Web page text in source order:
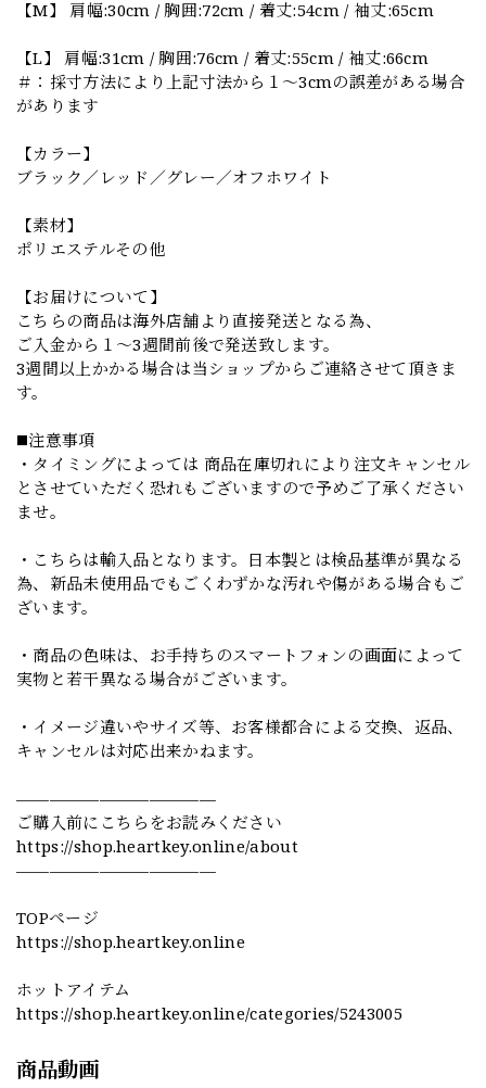
【M】 肩幅:30cm / 胸囲:72cm / 着丈:54cm / 袖丈:65cm
【L】 肩幅:31cm / 胸囲:76cm / 着丈:55cm / 袖丈:66cm
＃：採寸方法により上記寸法から１～3cmの誤差がある場合
があります
【カラー】
ブラック／レッド／グレー／オフホワイト
【素材】
ポリエステルその他
【お届けについて】
こちらの商品は海外店舗より直接発送となる為、
ご入金から１～3週間前後で発送致します。
3週間以上かかる場合は当ショップからご連絡させて頂きま
す。
◼️注意事項
・タイミングによっては 商品在庫切れにより注文キャンセル
とさせていただく恐れもございますので予めご了承ください
ませ。
・こちらは輸入品となります。日本製とは検品基準が異なる
為、新品未使用品でもごくわずかな汚れや傷がある場合もご
ざいます。
・商品の色味は、お手持ちのスマートフォンの画面によって
実物と若干異なる場合がございます。
・イメージ違いやサイズ等、お客様都合による交換、返品、
キャンセルは対応出来かねます。
————————————
ご購入前にこちらをお読みください
https://shop.heartkey.online/about
————————————
TOPページ
https://shop.heartkey.online
ホットアイテム
https://shop.heartkey.online/categories/5243005
商品動画